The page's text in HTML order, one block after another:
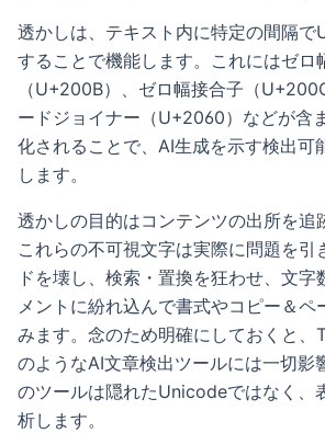
透かしは、テキスト内に特定の間隔
することで機能します。これにはゼロ
（U+200B）、ゼロ幅接合子（
ードジョイナー（U+2060）などが含
化されることで、AI生成を示す検出可
します。
透かしの目的はコンテンツの出所を追
これらの不可視文字は実際に問題を引
ドを壊し、検索・置換を狂わせ、文字
メントに紛れ込んで書式やコピー＆ペ
みます。念のため明確にしておくと
のようなAI文章検出ツールには一切影
のツールは隠れたUnicodeではなく、
析します。